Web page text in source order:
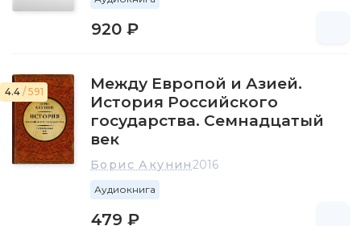
920 ₽
4.4 / 591
Между Европой и Азией.
История Российского
государства. Семнадцатый
век
Борис Акунин2016
Аудиокнига
479 ₽